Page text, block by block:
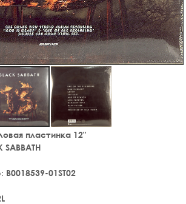
пластинка 12"
SABBATH
B0018539-01ST02